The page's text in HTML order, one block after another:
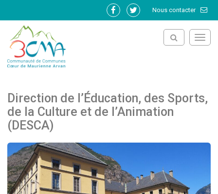
Nous contacter
Lien
Lien
Direction de l’Éducation, des Sports,
de la Culture et de l’Animation
(DESCA)